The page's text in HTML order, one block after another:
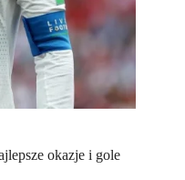
okazje i gole